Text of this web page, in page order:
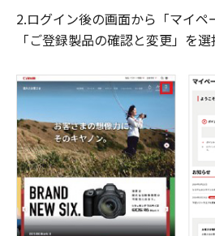
2.ログイン後の画面から「マイペ
「ご登録製品の確認と変更」を選